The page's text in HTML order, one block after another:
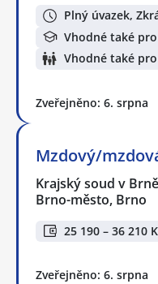
Plný úvazek,
Vhodné také
Vhodné také
Zveřejněno: 6. srpna
Mzdový/
Krajský soud v Brně
Brno-město, Brno
25 190 – 36 210
Zveřejněno: 6. srpna